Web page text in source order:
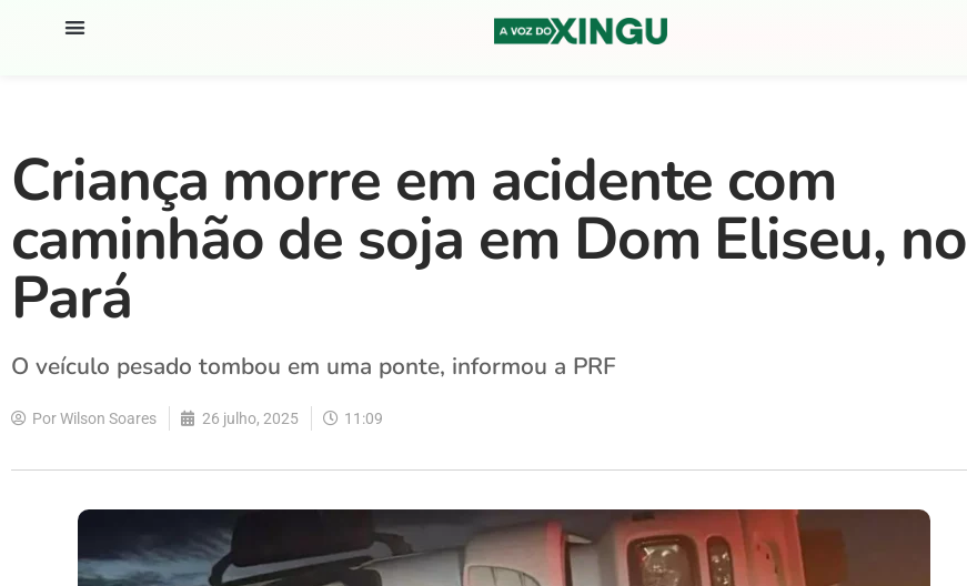
Criança morre em acidente com
caminhão de soja em Dom Eliseu, no
Pará
O veículo pesado tombou em uma ponte, informou a PRF
PorWilson Soares 26 julho, 2025 11:09